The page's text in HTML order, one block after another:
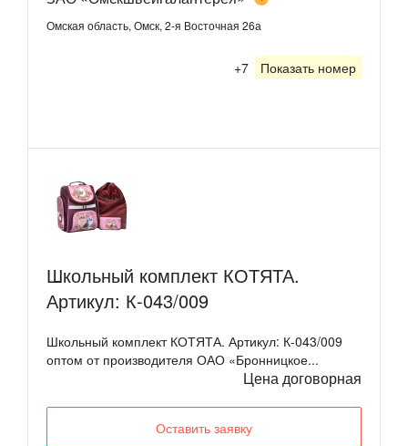
Омская область, Омск, 2-я Восточная 26а
+7 Показать номер
Школьный комплект КОТЯТА.
Артикул: К-043/009
Школьный комплект КОТЯТА. Артикул: К-043/009
оптом от производителя ОАО «Бронницкое...
Цена договорная
Оставить заявку